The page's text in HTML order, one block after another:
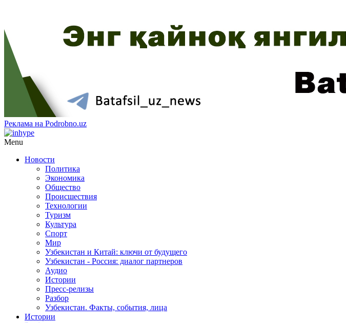
Реклама на Podrobno.uz
Menu
Новости
Политика
Экономика
Общество
Происшествия
Технологии
Туризм
Культура
Спорт
Мир
Узбекистан и Китай: ключи от будущего
Узбекистан - Россия: диалог партнеров
Аудио
Истории
Пресс-релизы
Разбор
Узбекистан. Факты, события, лица
Истории